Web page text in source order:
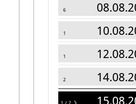
6
1
1
2
2
1 / 2